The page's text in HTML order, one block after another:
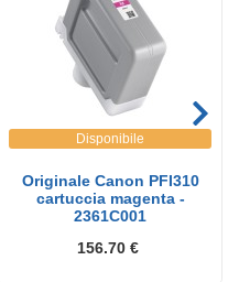
Disponibile
Originale Canon PFI310
cartuccia magenta -
2361C001
156.70 €